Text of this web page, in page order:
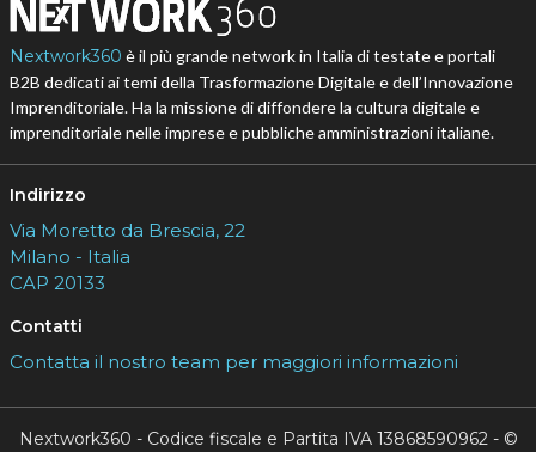
Nextwork360 è il più grande network in Italia di testate e portali
B2B dedicati ai temi della Trasformazione Digitale e dell’Innovazione
Imprenditoriale. Ha la missione di diffondere la cultura digitale e
imprenditoriale nelle imprese e pubbliche amministrazioni italiane.
Indirizzo
Via Moretto da Brescia, 22
Milano - Italia
CAP 20133
Contatti
Contatta il nostro team per maggiori informazioni
Nextwork360 - Codice fiscale e Partita IVA 13868590962 - ©